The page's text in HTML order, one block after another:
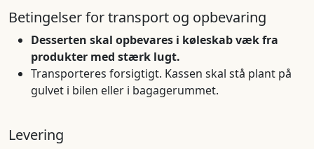
Betingelser for transport og opbevaring
Desserten skal opbevares i køleskab væk fra
produkter med stærk lugt.
Transporteres forsigtigt. Kassen skal stå plant på
gulvet i bilen eller i bagagerummet.
Levering